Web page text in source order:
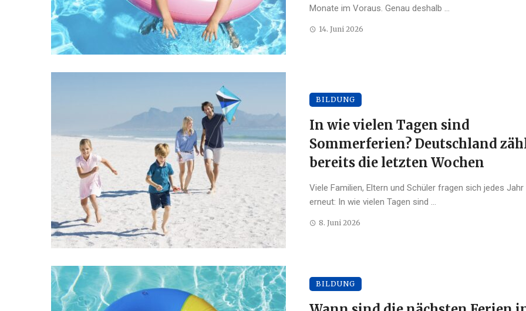
Monate im Voraus. Genau deshalb ...
14. Juni 2026
BILDUNG
In wie vielen Tagen sind
Sommerferien? Deutschland
bereits die letzten Wochen
Viele Familien, Eltern und Schüler fragen sich jedes Jahr
erneut: In wie vielen Tagen sind ...
8. Juni 2026
BILDUNG